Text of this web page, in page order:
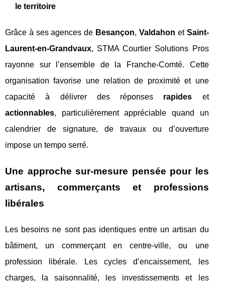
le territoire
Grâce à ses agences de Besançon, Valdahon et Saint-
Laurent-en-Grandvaux, STMA Courtier Solutions Pros
rayonne sur l’ensemble de la Franche-Comté. Cette
organisation favorise une relation de proximité et une
capacité à délivrer des réponses rapides et
actionnables, particulièrement appréciable quand un
calendrier de signature, de travaux ou d’ouverture
impose un tempo serré.
Une approche sur-mesure pensée pour les
artisans, commerçants et professions
libérales
Les besoins ne sont pas identiques entre un artisan du
bâtiment, un commerçant en centre-ville, ou une
profession libérale. Les cycles d’encaissement, les
charges, la saisonnalité, les investissements et les